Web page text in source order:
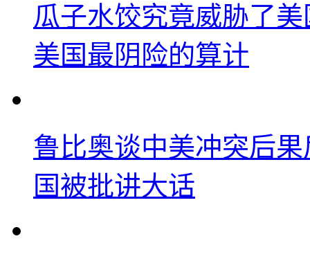
瓜子水饺究竟威胁了
美国最阴险的算计
鲁比奥谈中美冲突后
国被批讲大话